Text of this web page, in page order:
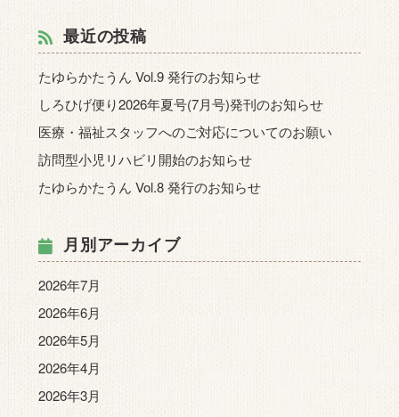
最近の投稿
たゆらかたうん Vol.9 発行のお知らせ
しろひげ便り2026年夏号(7月号)発刊のお知らせ
医療・福祉スタッフへのご対応についてのお願い
訪問型小児リハビリ開始のお知らせ
たゆらかたうん Vol.8 発行のお知らせ
月別アーカイブ
2026年7月
2026年6月
2026年5月
2026年4月
2026年3月